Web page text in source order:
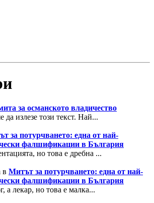
за османското владичество
да излезе този текст. Най...
за потурчването: една от най-
фалшификации в България
но това е дребна ...
в Митът за потурчването: една от най-
фалшификации в България
а лекар, но това е малка...